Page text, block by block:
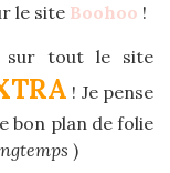
le site Boohoo !
sur tout le site
! Je pense
bon plan de folie
)